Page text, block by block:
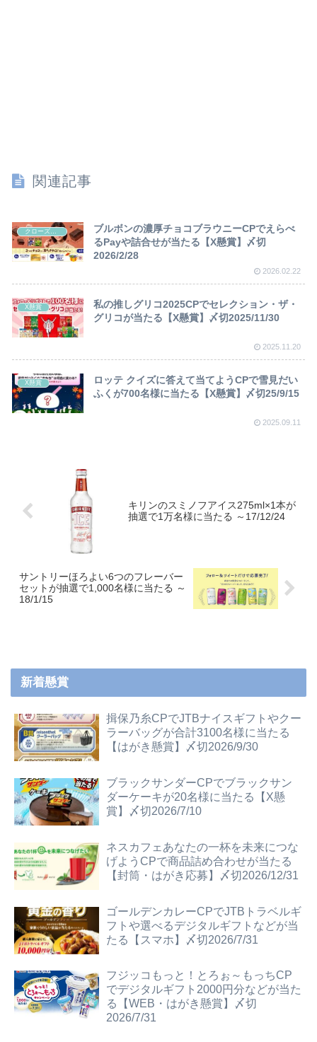
関連記事
ブルボンの濃厚チョコブラウニーCPでえらべ
るPayや詰合せが当たる【X懸賞】〆切
2026/2/28
2026.02.22
X懸賞
私の推しグリコ2025CPでセレクション・ザ・
グリコが当たる【X懸賞】〆切2025/11/30
2025.11.20
X懸賞
ロッテ クイズに答えて当てようCPで雪見だい
ふくが700名様に当たる【X懸賞】〆切25/9/15
2025.09.11
キリンのスミノフアイス275ml×1本が
抽選で1万名様に当たる ～17/12/24
サントリーほろよい6つのフレーバー
セットが抽選で1,000名様に当たる ～
18/1/15
新着懸賞
揖保乃糸CPでJTBナイスギフトやクー
ラーバッグが合計3100名様に当たる
【はがき懸賞】〆切2026/9/30
ブラックサンダーCPでブラックサン
ダーケーキが20名様に当たる【X懸
賞】〆切2026/7/10
ネスカフェあなたの一杯を未来につな
げようCPで商品詰め合わせが当たる
【封筒・はがき応募】〆切2026/12/31
ゴールデンカレーCPでJTBトラベルギ
フトや選べるデジタルギフトなどが当
たる【スマホ】〆切2026/7/31
フジッコもっと！とろぉ～もっちCP
でデジタルギフト2000円分などが当た
る【WEB・はがき懸賞】〆切
2026/7/31